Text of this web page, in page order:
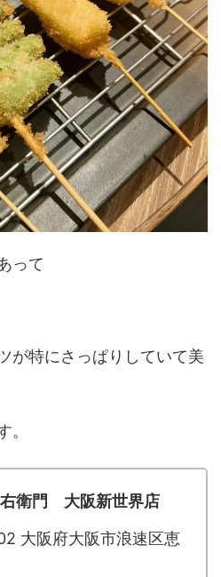
って
が特にさっぱりしていて美
。
衛門 大阪新世界店
大阪府大阪市浪速区恵